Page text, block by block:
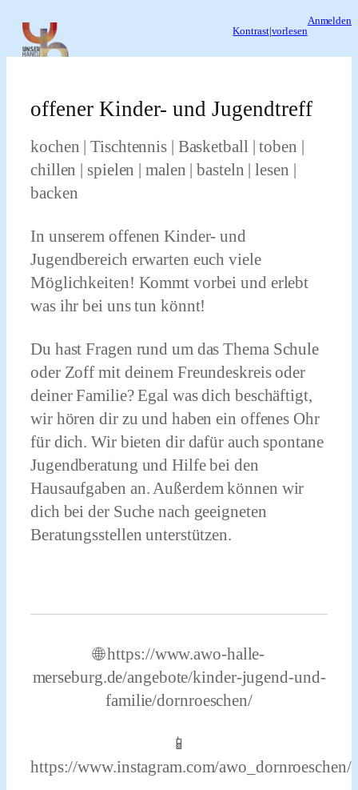
Inhalt
springen
Kontrast| vorlesen
Anmelden
offener Kinder- und Jugendtreff
kochen | Tischtennis | Basketball | toben |
chillen | spielen | malen | basteln | lesen |
backen
In unserem offenen Kinder- und
Jugendbereich erwarten euch viele
Möglichkeiten! Kommt vorbei und erlebt
was ihr bei uns tun könnt!
Du hast Fragen rund um das Thema Schule
oder Zoff mit deinem Freundeskreis oder
deiner Familie? Egal was dich beschäftigt,
wir hören dir zu und haben ein offenes Ohr
für dich.Wir bieten dir dafür auch spontane
Jugendberatung und Hilfe bei den
Hausaufgaben an. Außerdem können wir
dich bei der Suche nach geeigneten
Beratungsstellen unterstützen.
🌐 https://www.awo-halle-
merseburg.de/angebote/kinder-jugend-und-
familie/dornroeschen/
📱
https://www.instagram.com/awo_dornroeschen/